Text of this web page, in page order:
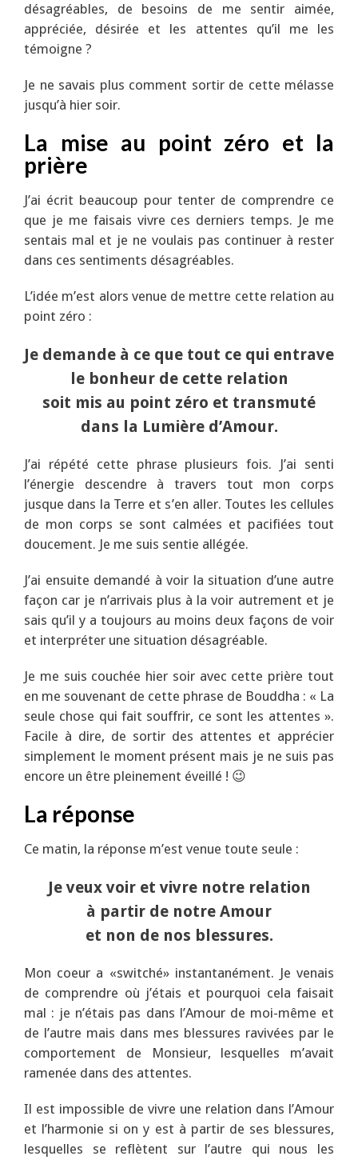
désagréables, de besoins de me sentir aimée,
appréciée, désirée et les attentes qu’il me les
témoigne ?
Je ne savais plus comment sortir de cette mélasse
jusqu’à hier soir.
La mise au point zéro et la
prière
J’ai écrit beaucoup pour tenter de comprendre ce
que je me faisais vivre ces derniers temps. Je me
sentais mal et je ne voulais pas continuer à rester
dans ces sentiments désagréables.
L’idée m’est alors venue de mettre cette relation au
point zéro :
Je demande à ce que tout ce qui entrave
le bonheur de cette relation
soit mis au point zéro et transmuté
dans la Lumière d’Amour.
J’ai répété cette phrase plusieurs fois. J’ai senti
l’énergie descendre à travers tout mon corps
jusque dans la Terre et s’en aller. Toutes les cellules
de mon corps se sont calmées et pacifiées tout
doucement. Je me suis sentie allégée.
J’ai ensuite demandé à voir la situation d’une autre
façon car je n’arrivais plus à la voir autrement et je
sais qu’il y a toujours au moins deux façons de voir
et interpréter une situation désagréable.
Je me suis couchée hier soir avec cette prière tout
en me souvenant de cette phrase de Bouddha : « La
seule chose qui fait souffrir, ce sont les attentes ».
Facile à dire, de sortir des attentes et apprécier
simplement le moment présent mais je ne suis pas
encore un être pleinement éveillé ! 😉
La réponse
Ce matin, la réponse m’est venue toute seule :
Je veux voir et vivre notre relation
à partir de notre Amour
et non de nos blessures.
Mon coeur a «switché» instantanément. Je venais
de comprendre où j’étais et pourquoi cela faisait
mal : je n’étais pas dans l’Amour de moi-même et
de l’autre mais dans mes blessures ravivées par le
comportement de Monsieur, lesquelles m’avait
ramenée dans des attentes.
Il est impossible de vivre une relation dans l’Amour
et l’harmonie si on y est à partir de ses blessures,
lesquelles se reflètent sur l’autre qui nous les